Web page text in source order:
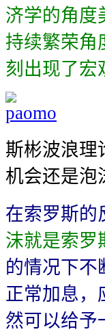
济学的角度
持续繁荣角
刻出现了宏
斯彬波浪理
机会还是泡
在索罗斯的
沫就是索罗
的情况下不
正常加息，
然可以给予